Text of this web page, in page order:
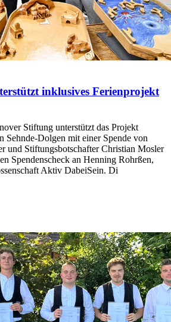
inklusives Ferienprojekt
Stiftung unterstützt das Projekt
Sehnde-Dolgen mit einer Spende von
und Stiftungsbotschafter Christian Mosler
Spendenscheck an Henning Rohrßen,
Aktiv DabeiSein. Di